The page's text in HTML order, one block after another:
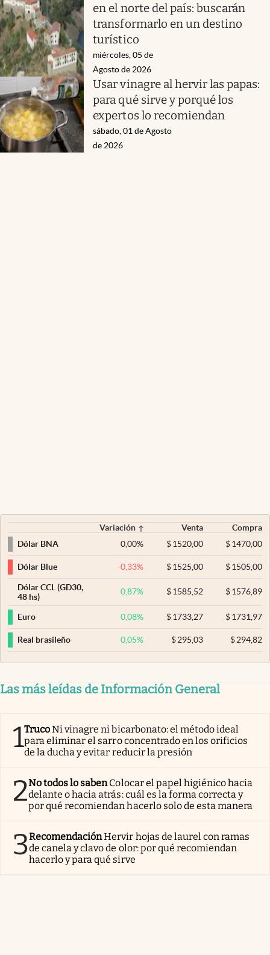
en el norte del país: buscarán
transformarlo en un destino
turístico
miércoles, 05 de
Agosto de 2026
Usar vinagre al hervir las papas:
para qué sirve y porqué los
expertos lo recomiendan
sábado, 01 de Agosto
de 2026
Variación Venta
Compra
Dólar BNA
0,00% $ 1520,00 $1470,00
Dólar Blue -0,33% $ 1525,00 $1505,00
Dólar CCL (GD30,
48 hs)
0,87% $ 1585,52 $1576,89
Euro 0,08% $ 1733,27 $1731,97
Real brasileño 0,05% $ 295,03 $294,82
Las más leídas de Información General
1TrucoNi vinagre ni bicarbonato: el método ideal
para eliminar el sarro concentrado en los orificios
de la ducha y evitar reducir la presión
2No todos lo sabenColocar el papel higiénico hacia
delante o hacia atrás: cuál es la forma correcta y
por qué recomiendan hacerlo solo de esta manera
3RecomendaciónHervir hojas de laurel con ramas
de canela y clavo de olor: por qué recomiendan
hacerlo y para qué sirve